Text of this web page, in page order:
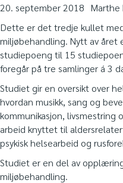
20. september 2018 Marthe
Dette er det tredje kullet
miljøbehandling. Nytt av
studiepoeng til 15
foregår på tre samlinger á 3
Studiet gir en oversikt over
hvordan musikk, sang og
kommunikasjon,
arbeid knyttet til
psykisk helsearbeid og
Studiet er en del av
miljøbehandling.